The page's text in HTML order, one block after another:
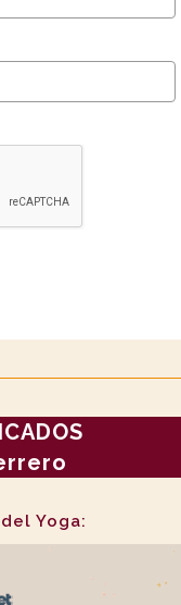
Yoga: